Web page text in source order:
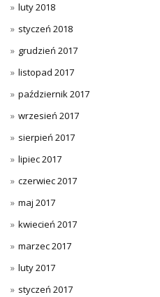
luty 2018
styczeń 2018
grudzień 2017
listopad 2017
październik 2017
wrzesień 2017
sierpień 2017
lipiec 2017
czerwiec 2017
maj 2017
kwiecień 2017
marzec 2017
luty 2017
styczeń 2017